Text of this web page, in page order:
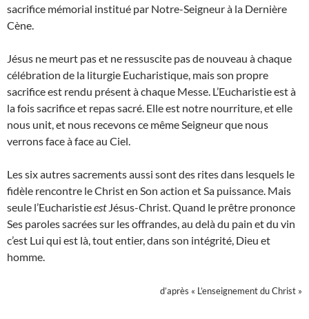
sacrifice mémorial institué par Notre-Seigneur à la Dernière
Cène.
Jésus ne meurt pas et ne ressuscite pas de nouveau à chaque
célébration de la liturgie Eucharistique, mais son propre
sacrifi­ce est rendu présent à chaque Messe. L’Eucharistie est à
la fois sacrifice et repas sacré. Elle est notre nourriture, et elle
nous unit, et nous rece­vons ce même Seigneur que nous
verrons face à face au Ciel.
Les six autres sacrements aussi sont des rites dans lesquels le
fidèle rencontre le Christ en Son action et Sa puissance. Mais
seule l’Eucharistieest Jésus-Christ. Quand le prêtre prononce
Ses paroles sacrées sur les offran­des, au delà du pain et du vin
c’est Lui qui est là, tout entier, dans son intégrité, Dieu et
homme.
d’après « L’enseignement du Christ »